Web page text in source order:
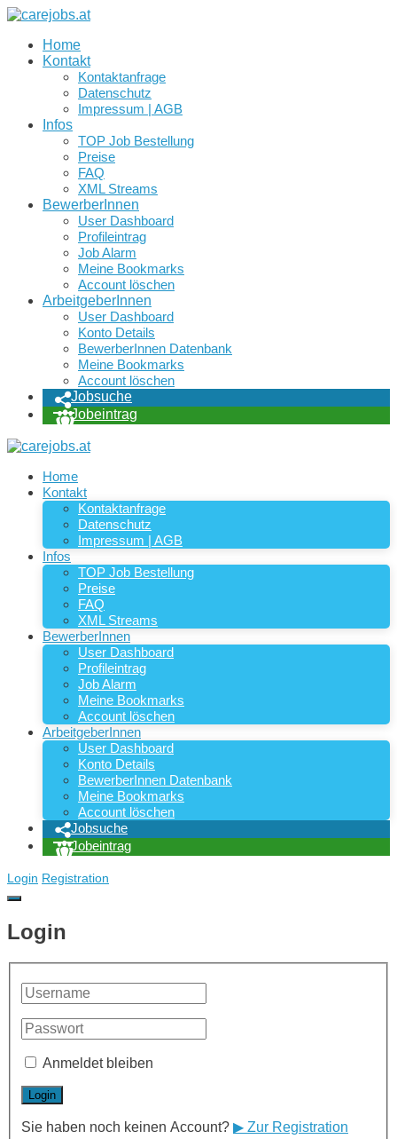
Home
Kontakt
Kontaktanfrage
Datenschutz
Impressum | AGB
Infos
TOP Job Bestellung
Preise
FAQ
XML Streams
BewerberInnen
User Dashboard
Profileintrag
Job Alarm
Meine Bookmarks
Account löschen
ArbeitgeberInnen
User Dashboard
Konto Details
BewerberInnen Datenbank
Meine Bookmarks
Account löschen
Jobsuche
Jobeintrag
Home
Kontakt
Kontaktanfrage
Datenschutz
Impressum | AGB
Infos
TOP Job Bestellung
Preise
FAQ
XML Streams
BewerberInnen
User Dashboard
Profileintrag
Job Alarm
Meine Bookmarks
Account löschen
ArbeitgeberInnen
User Dashboard
Konto Details
BewerberInnen Datenbank
Meine Bookmarks
Account löschen
Jobsuche
Jobeintrag
Login Registration
Login
Anmeldet bleiben
Sie haben noch keinen Account? ▶ Zur Registration